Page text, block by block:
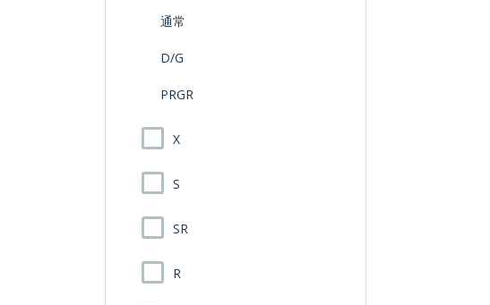
通常
D/G
PRGR
X
S
SR
R